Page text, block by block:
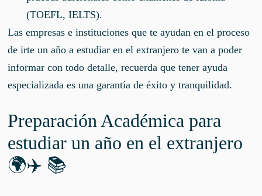
(TOEFL, IELTS).
Las empresas e instituciones que te ayudan en el proceso
de irte un año a estudiar en el extranjero te van a poder
informar con todo detalle, recuerda que tener ayuda
especializada es una garantía de éxito y tranquilidad.
Preparación Académica para
estudiar un año en el extranjero
🌍✈️ 📚